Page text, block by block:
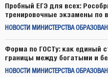
Пробный ЕГЭ для всех:
тренировочные экзамены по
НОВОСТИ МИНИСТЕРСТВА
Форма по ГОСТу: как единый
границы между богатыми и
НОВОСТИ МИНИСТЕРСТВА